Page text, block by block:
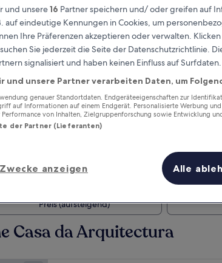
Verdiene Prämien für jede
wahrgenommene
Morgen
Preis (aufsteigend)
Casa da Arquitectura
und unsere16 Partner speichern und/ oder greifen auf
auf eindeutige Kennungen in Cookies, um
Ihre Präferenzen akzeptieren oder verwalten.
Sie jederzeit die Seite der Datenschutzrichtlinie.
signalisiert und haben keinen Einfluss auf Surfdaten.
und unsere Partner verarbeiten Daten, um
genauer Standortdaten. Endgeräteeigenschaften zur
auf Informationen auf einem Endgerät. Personalisierte Werbung
Performance von Inhalten, Zielgruppenforschung sowie Entwicklung
der Partner (Lieferanten)
Zwecke anzeigen Alle